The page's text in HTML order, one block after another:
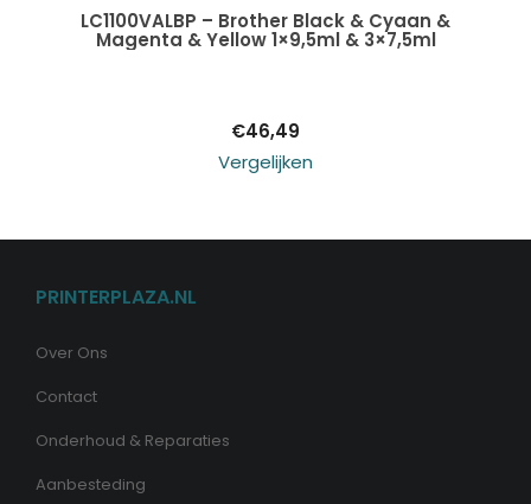
Toevoegen aan
LC1100VALBP – Brother Black & Cyaan &
Magenta & Yellow 1×9,5ml & 3×7,5ml
€46,49
Vergelijken
PRINTERPLAZA.NL
Over Ons
Contact
Onderhoud & Reparaties
Aanbesteding